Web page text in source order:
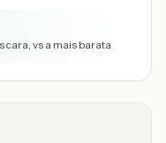
cara, vs a mais barata